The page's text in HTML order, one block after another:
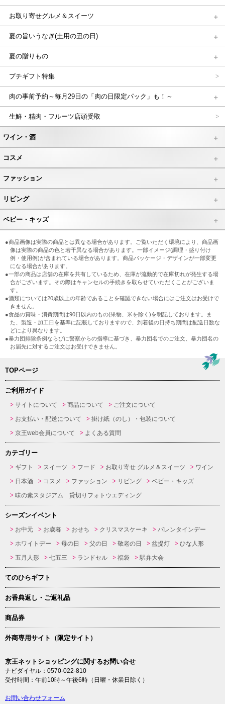
お取り寄せグルメ＆スイーツ
夏の旨いうなぎ(土用の丑の日)
夏の贈りもの
プチギフト特集
肉の事前予約～毎月29日の「肉の日限定パック」も！～
生鮮・精肉・フルーツ店頭受取
ワイン・酒
コスメ
ファッション
リビング
ベビー・キッズ
●商品画像は実際の商品とは異なる場合があります。ご覧いただく環境により、商品画
像は実際の商品の色と若干異なる場合があります。一部イメージ(調理・盛り付け
例・使用例)が含まれている場合があります。商品パッケージ・デザインが一部変更
になる場合があります。
●一部の商品は店舗の在庫を共有しているため、在庫が流動的で在庫切れが発生する場
合がございます。その際はキャンセルの手続きを取らせていただくことがございま
す。
●酒類については20歳以上の年齢であることを確認できない場合にはご注文はお受けで
きません。
●食品の賞味・消費期間は90日以内のもの(果物、米を除く)を明記しております。ま
た、製造・加工日を基準に記載しておりますので、到着後の日持ち期間は配送日数な
どにより異なります。
●暴力団排除条例ならびに警察からの指導に基づき、暴力団名でのご注文、暴力団名の
お届先に対するご注文はお受けできません。
TOPページ
ご利用ガイド
サイトについて 商品について
ご注文について
お支払い・配送について
掛け紙（のし）・包装について
京王web会員について
よくある質問
カテゴリー
ギフト スイーツ フード お取り寄せ グルメ＆スイーツ
ワイン
日本酒
コスメ ファッション リビング
ベビー・キッズ
味の素スタジアム 貸切りフォトウエディング
シーズンイベント
お中元 お歳暮 おせち クリスマスケーキ
バレンタインデー
ホワイトデー
母の日 父の日 敬老の日 盆提灯
ひな人形
五月人形
七五三 ランドセル 福袋 駅弁大会
てのひらギフト
お香典返し・ご返礼品
商品券
外商専用サイト（限定サイト）
京王ネットショッピングに関するお問い合せ
ナビダイヤル：0570-022-810
受付時間：午前10時～午後6時（日曜・休業日除く）
お問い合わせフォーム